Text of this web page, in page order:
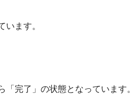
ます。
完了」の状態となっています。